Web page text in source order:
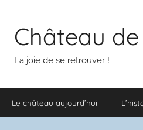
contenuChâteau
La joie de se retrouver !
Le château aujourd’hui